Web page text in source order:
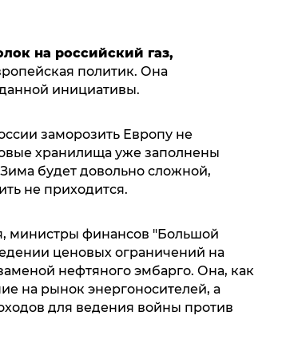
на российский газ,
политик. Она
инициативы.
заморозить Европу не
хранилища уже заполнены
будет довольно сложной,
не приходится.
министры финансов "Большой
ценовых ограничений на
нефтяного эмбарго. Она, как
на рынок энергоносителей, а
для ведения войны против